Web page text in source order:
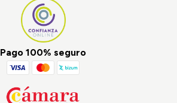
Pago 100% seguro